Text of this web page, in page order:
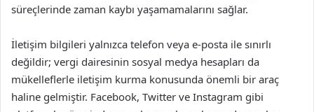
süreçlerinde zaman kaybı yaşamamalarını sağlar.
İletişim bilgileri yalnızca telefon veya e-posta ile sınırlı
değildir; vergi dairesinin sosyal medya hesapları da
mükelleflerle iletişim kurma konusunda önemli bir araç
haline gelmiştir. Facebook, Twitter ve Instagram gibi